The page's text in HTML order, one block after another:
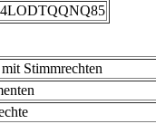
Stimmrechten